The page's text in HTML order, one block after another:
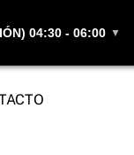
04:30 - 06:00 ▼